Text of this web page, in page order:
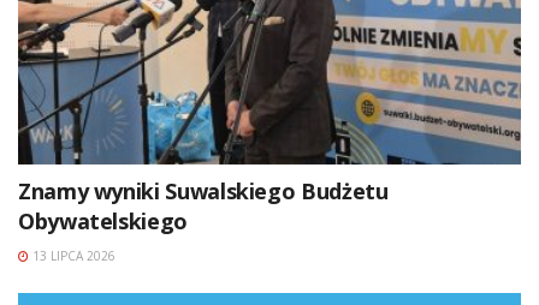
Znamy wyniki Suwalskiego Budżetu
Obywatelskiego
13 LIPCA 2026